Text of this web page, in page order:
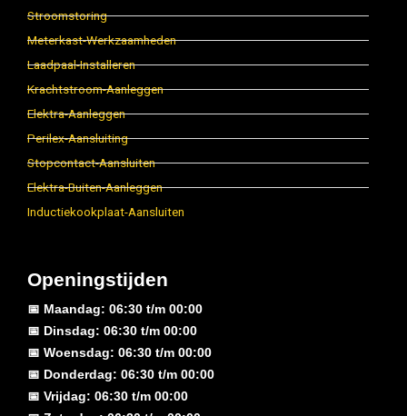
Stroomstoring
Meterkast-Werkzaamheden
Laadpaal-Installeren
Krachtstroom-Aanleggen
Elektra-Aanleggen
Perilex-Aansluiting
Stopcontact-Aansluiten
Elektra-Buiten-Aanleggen
Inductiekookplaat-Aansluiten
Openingstijden
📅 Maandag: 06:30 t/m 00:00
📅 Dinsdag: 06:30 t/m 00:00
📅 Woensdag: 06:30 t/m 00:00
📅 Donderdag: 06:30 t/m 00:00
📅 Vrijdag: 06:30 t/m 00:00